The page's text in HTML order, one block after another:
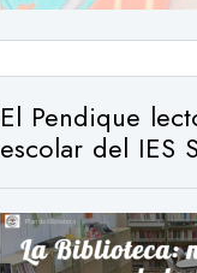
El Pendique
escolar del IES